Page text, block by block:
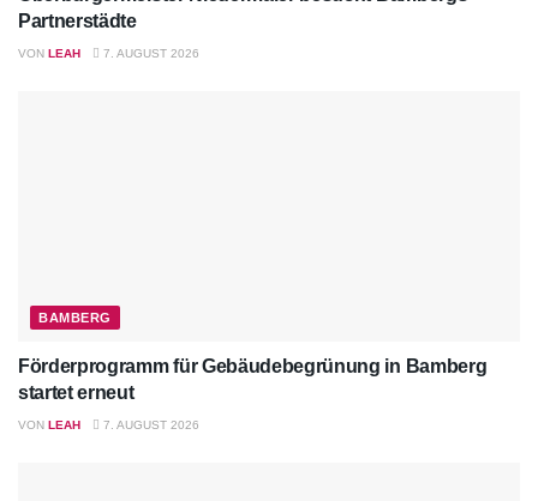
Partnerstädte
VON LEAH 7. AUGUST 2026
BAMBERG
Förderprogramm für Gebäudebegrünung in Bamberg
startet erneut
VON LEAH 7. AUGUST 2026